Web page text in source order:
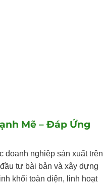
Mẽ – Đáp Ứng
doanh nghiệp sản xuất trên
tư bài bản và xây dựng
khối toàn diện, linh hoạt